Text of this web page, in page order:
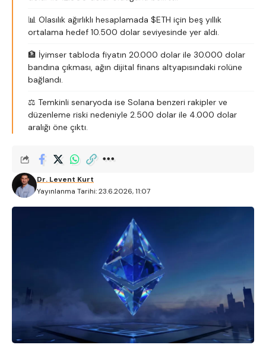
📊 Olasılık ağırlıklı hesaplamada $ETH için beş yıllık
ortalama hedef 10.500 dolar seviyesinde yer aldı.
🏦 İyimser tabloda fiyatın 20.000 dolar ile 30.000 dolar
bandına çıkması, ağın dijital finans altyapısındaki rolüne
bağlandı.
⚖️ Temkinli senaryoda ise Solana benzeri rakipler ve
düzenleme riski nedeniyle 2.500 dolar ile 4.000 dolar
aralığı öne çıktı.
Yayınlanma Tarihi: 23.6.2026, 11:07
Dr. Levent Kurt